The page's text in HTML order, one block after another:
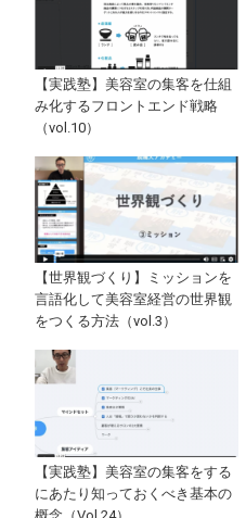
【実践塾】美容室の集客を仕組
み化するフロントエンド戦略
（vol.10）
【世界観づくり】ミッションを
言語化して美容室経営の世界観
をつくる方法（vol.3）
【実践塾】美容室の集客をする
にあたり知っておくべき基本の